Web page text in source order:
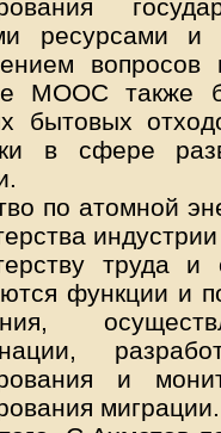
ресурсами и
МООС также
бытовых
в сфере
по атомной
труда
функции и
и
миграции.